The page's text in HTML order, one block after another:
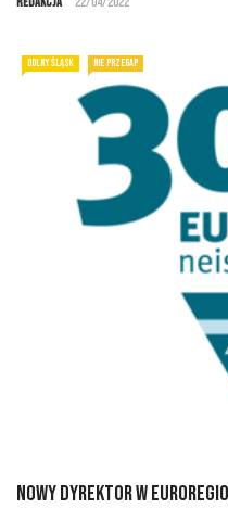
DOLNY ŚLĄSK NIE PRZEGAP
Nowy dyrektor w